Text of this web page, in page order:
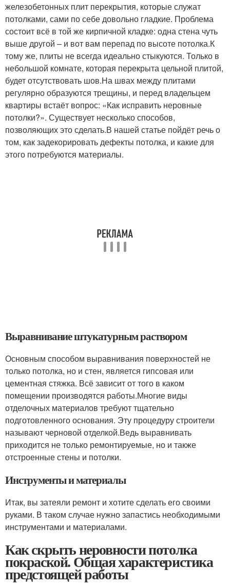
железобетонных плит перекрытия, которые служат
потолками, сами по себе довольно гладкие. Проблема
состоит всё в той же кирпичной кладке: одна стена чуть
выше другой – и вот вам перепад по высоте потолка.К
тому же, плиты не всегда идеально стыкуются. Только в
небольшой комнате, которая перекрыта цельной плитой,
будет отсутствовать шов.На швах между плитами
регулярно образуются трещины, и перед владельцем
квартиры встаёт вопрос: «Как исправить неровные
потолки?». Существует несколько способов,
позволяющих это сделать.В нашей статье пойдёт речь о
том, как задекорировать дефекты потолка, и какие для
этого потребуются материалы.
Выравнивание штукатурным раствором
Основным способом выравнивания поверхностей не
только потолка, но и стен, является гипсовая или
цементная стяжка. Всё зависит от того в каком
помещении производятся работы.Многие виды
отделочных материалов требуют тщательно
подготовленного основания. Эту процедуру строители
называют черновой отделкой.Ведь выравнивать
приходится не только ремонтируемые, но и также
отстроенные стены и потолки.
Инструменты и материалы
Итак, вы затеяли ремонт и хотите сделать его своими
руками. В таком случае нужно запастись необходимыми
инструментами и материалами.
Как скрыть неровности потолка
покраской. Общая характеристика
предстоящей работы